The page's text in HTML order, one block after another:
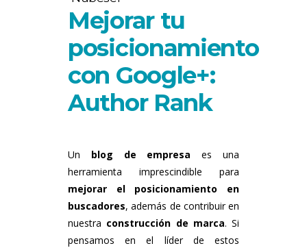
Mejorar tu
posicionamiento
con Google+:
Author Rank
Un blog de empresa es una
herramienta imprescindible para
mejorar el posicionamiento en
buscadores, además de contribuir en
nuestra construcción de marca. Si
pensamos en el líder de estos